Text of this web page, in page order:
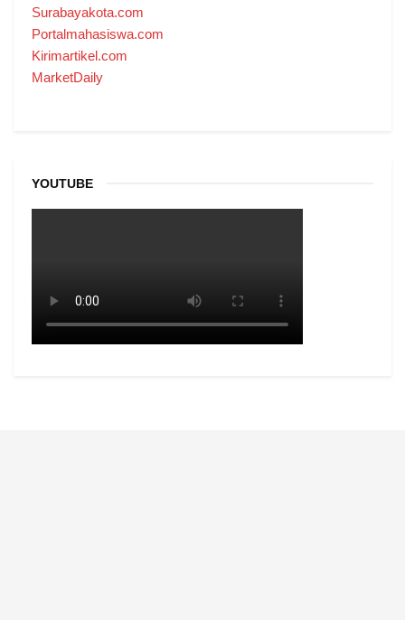
Surabayakota.com
Portalmahasiswa.com
Kirimartikel.com
MarketDaily
YOUTUBE